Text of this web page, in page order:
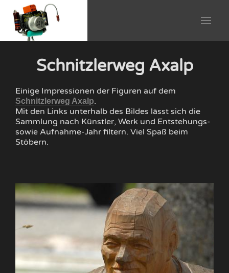
Schnitzlerweg Axalp
Einige Impressionen der Figuren auf dem
Schnitzlerweg Axalp.
Mit den Links unterhalb des Bildes lässt sich die
Sammlung nach Künstler, Werk und Entstehungs-
sowie Aufnahme-Jahr filtern. Viel Spaß beim
Stöbern.